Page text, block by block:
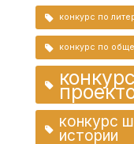
конкурс по
конкурс по
конкурс
истории